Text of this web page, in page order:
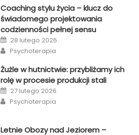
Coaching stylu życia – klucz do
świadomego projektowania
codzienności pełnej sensu
Posted
on
28 lutego 2026
Author
Psychoterapia
Żużle w hutnictwie: przybliżamy ich
rolę w procesie produkcji stali
Posted
on
27 lutego 2026
Author
Psychoterapia
Letnie Obozy nad Jeziorem –